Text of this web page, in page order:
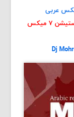
مهرز استیشن ۷ میکس
Dj